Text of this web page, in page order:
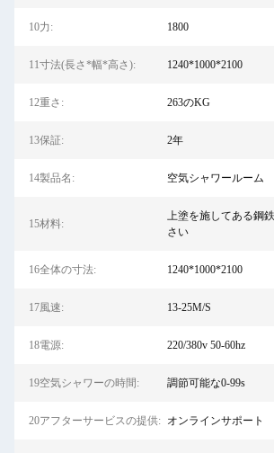
10力: 1800
11寸法(長さ*幅*高さ): 1240*1000*2100
12重さ: 263のKG
13保証: 2年
14製品名: 空気シャワールーム
15材料:
上塗を施してある鋼
さい
16全体の寸法: 1240*1000*2100
17風速: 13-25M/S
18電源: 220/380v 50-60hz
19空気シャワーの時間: 調節可能な0-99s
20アフターサービスの提供: オンラインサポート